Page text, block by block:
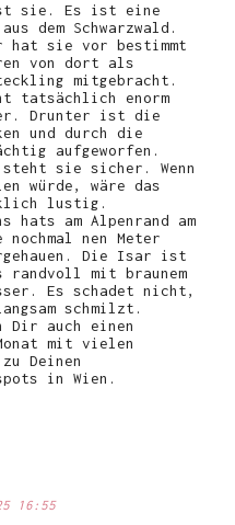
sie. Es ist eine
dem Schwarzwald.
hat sie vor bestimmt
von dort als
mitgebracht.
tatsächlich enorm
Drunter ist die
und durch die
aufgeworfen.
steht sie sicher. Wenn
würde, wäre das
lustig.
hats am Alpenrand am
nochmal nen Meter
Die Isar ist
randvoll mit braunem
Es schadet nicht,
schmilzt.
Dir auch einen
mit vielen
Deinen
in Wien.
16:55